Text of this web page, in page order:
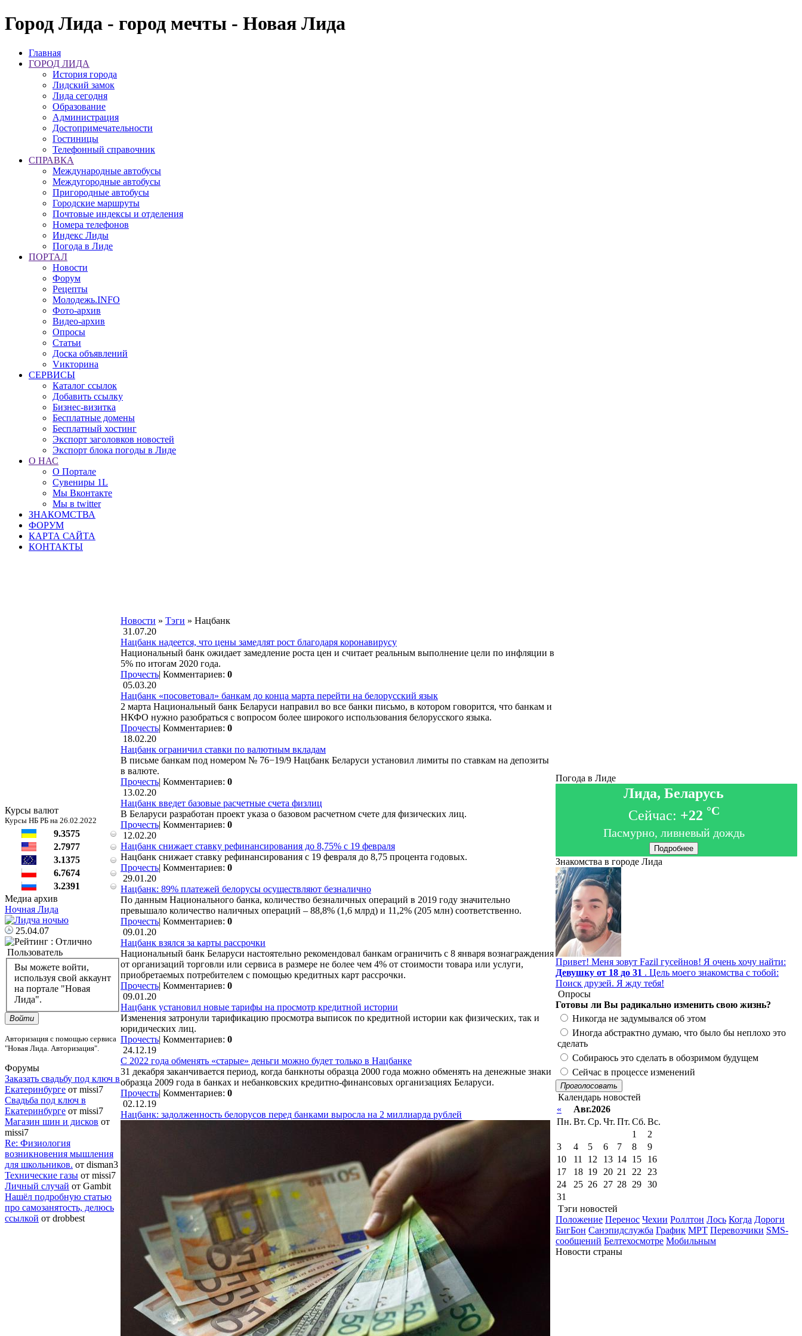
Город Лида - город мечты - Новая Лида
Главная
ГОРОД ЛИДА
История города
Лидский замок
Лида сегодня
Образование
Администрация
Достопримечательности
Гостиницы
Телефонный справочник
СПРАВКА
Международные автобусы
Междугородные автобусы
Пригородные автобусы
Городские маршруты
Почтовые индексы и отделения
Номера телефонов
Индекс Лиды
Погода в Лиде
ПОРТАЛ
Новости
Форум
Рецепты
Молодежь.INFO
Фото-архив
Видео-архив
Опросы
Статьи
Доска объявлений
Vикторина
СЕРВИСЫ
Каталог ссылок
Добавить ссылку
Бизнес-визитка
Бесплатные домены
Бесплатный хостинг
Экспорт заголовков новостей
Экспорт блока погоды в Лиде
О НАС
О Портале
Сувениры 1L
Мы Вконтакте
Мы в twitter
ЗНАКОМСТВА
ФОРУМ
КАРТА САЙТА
КОНТАКТЫ
Курсы валют
Курсы НБ РБ на 26.02.2022
9.3575
2.7977
3.1375
6.7674
3.2391
Медиа архив
Ночная Лида
25.04.07
Пользователь
Вы можете войти,
используя свой аккаунт
на портале "Новая
Лида".
Войти
Авторизация с помощью сервиса
"Новая Лида. Авторизация".
Форумы
Заказать свадьбу под ключ в
Екатеринбурге от missi7
Cвадьба под ключ в
Екатеринбурге от missi7
Магазин шин и дисков от
missi7
Re: Физиология
возникновения мышления
для школьников. от disman3
Технические газы от missi7
Личный случай от Gambit
Нашёл подробную статью
про самозанятость, делюсь
ссылкой от drobbest
Новости » Тэги » Нацбанк
31.07.20
Нацбанк надеется, что цены замедлят рост благодаря коронавирусу
Национальный банк ожидает замедление роста цен и считает реальным выполнение цели по инфляции в
5% по итогам 2020 года.
Прочесть| Комментариев: 0
05.03.20
Нацбанк «посоветовал» банкам до конца марта перейти на белорусский язык
2 марта Национальный банк Беларуси направил во все банки письмо, в котором говорится, что банкам и
НКФО нужно разобраться с вопросом более широкого использования белорусского языка.
Прочесть| Комментариев: 0
18.02.20
Нацбанк ограничил ставки по валютным вкладам
В письме банкам под номером № 76−19/9 Нацбанк Беларуси установил лимиты по ставкам на депозиты
в валюте.
Прочесть| Комментариев: 0
13.02.20
Нацбанк введет базовые расчетные счета физлиц
В Беларуси разработан проект указа о базовом расчетном счете для физических лиц.
Прочесть| Комментариев: 0
12.02.20
Нацбанк снижает ставку рефинансирования до 8,75% с 19 февраля
Нацбанк снижает ставку рефинансирования с 19 февраля до 8,75 процента годовых.
Прочесть| Комментариев: 0
29.01.20
Нацбанк: 89% платежей белорусы осуществляют безналично
По данным Национального банка, количество безналичных операций в 2019 году значительно
превышало количество наличных операций – 88,8% (1,6 млрд) и 11,2% (205 млн) соответственно.
Прочесть| Комментариев: 0
09.01.20
Нацбанк взялся за карты рассрочки
Национальный банк Беларуси настоятельно рекомендовал банкам ограничить с 8 января вознаграждения
от организаций торговли или сервиса в размере не более чем 4% от стоимости товара или услуги,
приобретаемых потребителем с помощью кредитных карт рассрочки.
Прочесть| Комментариев: 0
09.01.20
Нацбанк установил новые тарифы на просмотр кредитной истории
Изменения затронули тарификацию просмотра выписок по кредитной истории как физических, так и
юридических лиц.
Прочесть| Комментариев: 0
24.12.19
С 2022 года обменять «старые» деньги можно будет только в Нацбанке
31 декабря заканчивается период, когда банкноты образца 2000 года можно обменять на денежные знаки
образца 2009 года в банках и небанковских кредитно-финансовых организациях Беларуси.
Прочесть| Комментариев: 0
02.12.19
Нацбанк: задолженность белорусов перед банками выросла на 2 миллиарда рублей
Погода в Лиде
Лида, Беларусь
Сейчас: +22 °C
Пасмурно, ливневый дождь
Подробнее
Знакомства в городе Лида
Привет! Меня зовут Fazil гусейнов! Я очень хочу найти:
Девушку от 18 до 31 . Цель моего знакомства с тобой:
Поиск друзей. Я жду тебя!
Опросы
Готовы ли Вы радикально изменить свою жизнь?
Никогда не задумывался об этом
Иногда абстрактно думаю, что было бы неплохо это
сделать
Собираюсь это сделать в обозримом будущем
Сейчас в процессе изменений
Проголосовать
Календарь новостей
«
Авг.2026
Пн. Вт. Ср. Чт. Пт. Сб. Вс.
1
2
3
4 5 6 7 8
9
10
11 12 13 14 15
16
17
18 19 20 21 22
23
24
25 26 27 28 29 30
31
Тэги новостей
Положение Перенос Чехии Роллтон Лось Когда Дороги
БигБон Санэпидслужба График МРТ Перевозчики SMS-
сообщений Белтехосмотре Мобильным
Новости страны